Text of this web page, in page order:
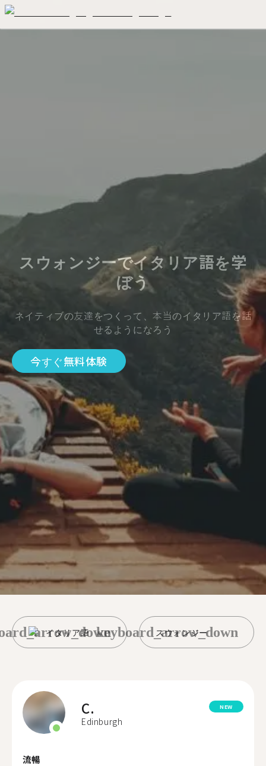
スウォンジーでイタリア語を学
ぼう
ネイティブの友達をつくって、本当のイタリア語を話
せるようになろう
今すぐ無料体験
イタリア語 スウォンジー
keyboard_arrow_down
C.
Edinburgh
NEW
流暢